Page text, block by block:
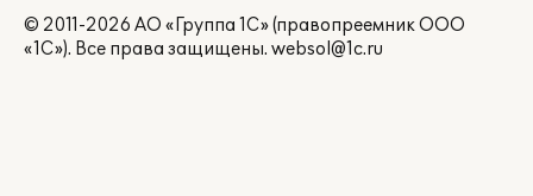
© 2011-2026 АО «Группа 1С» (правопреемник ООО
«1С»). Все права защищены. websol@1c.ru